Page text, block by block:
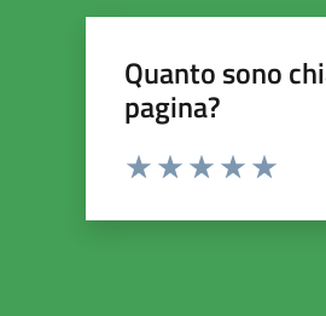
Quanto sono
pagina?
Valuta da 1 a 5 stelle la pagina